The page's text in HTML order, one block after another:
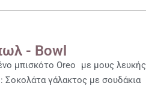
- Bowl
μπισκότο Oreo με μους λευκής
Σοκολάτα γάλακτος με σουδάκια